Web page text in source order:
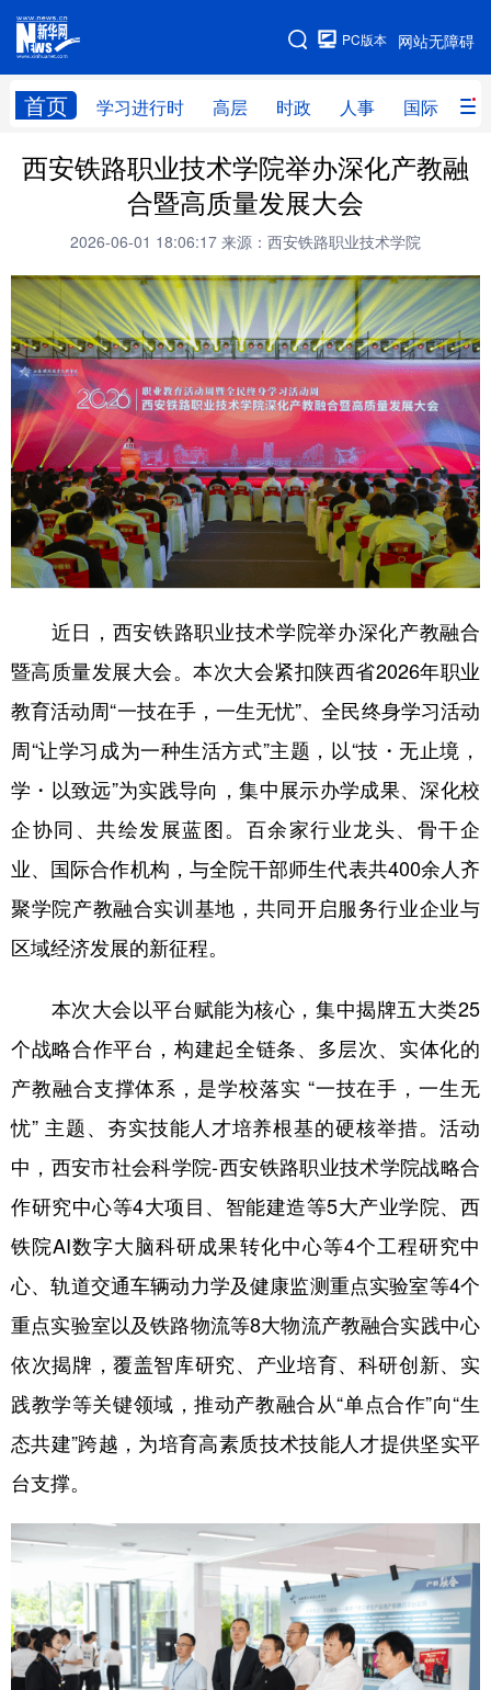
网站无障碍
PC版本
首页 学习进行时 高层 时政 人事 国际 财
网站地图
学习进行时 高层 时政 人事
财经 网评
全球连线 教育
科技 科创 量子 体育
文化 书画 健康 军事
访谈 视频 图片 政务
法律 中央文件 金融 汽车
食品 人居 信息化 数字经济
学术中国 乡村振兴 银龄 溯源中国
城市 会展
彩票 娱乐 时尚 悦读
公益 一带一路 亚太网 上市公司
文化产业
地方频道
辽宁 吉林 上海 江苏
浙江 安徽
广东 广西 重庆
四川 贵州 云南
陕西 甘肃 青海 宁夏
新疆 内蒙古 黑龙江
多语种频道
Русский язык 日本語 한국어
Deutsch Português
西安铁路职业技术学院举办深化产教融
合暨高质量发展大会
2026-06-01 18:06:17 来源：西安铁路职业技术学院
近日，西安铁路职业技术学院举办深化产教融合
暨高质量发展大会。本次大会紧扣陕西省2026年职业
教育活动周“一技在手，一生无忧”、全民终身学习活动
周“让学习成为一种生活方式”主题，以“技・无止境，
学・以致远”为实践导向，集中展示办学成果、深化校
企协同、共绘发展蓝图。百余家行业龙头、骨干企
业、国际合作机构，与全院干部师生代表共400余人齐
聚学院产教融合实训基地，共同开启服务行业企业与
区域经济发展的新征程。
本次大会以平台赋能为核心，集中揭牌五大类25
个战略合作平台，构建起全链条、多层次、实体化的
产教融合支撑体系，是学校落实 “一技在手，一生无
忧” 主题、夯实技能人才培养根基的硬核举措。活动
中，西安市社会科学院-西安铁路职业技术学院战略合
作研究中心等4大项目、智能建造等5大产业学院、西
铁院AI数字大脑科研成果转化中心等4个工程研究中
心、轨道交通车辆动力学及健康监测重点实验室等4个
重点实验室以及铁路物流等8大物流产教融合实践中心
依次揭牌，覆盖智库研究、产业培育、科研创新、实
践教学等关键领域，推动产教融合从“单点合作”向“生
态共建”跨越，为培育高素质技术技能人才提供坚实平
台支撑。